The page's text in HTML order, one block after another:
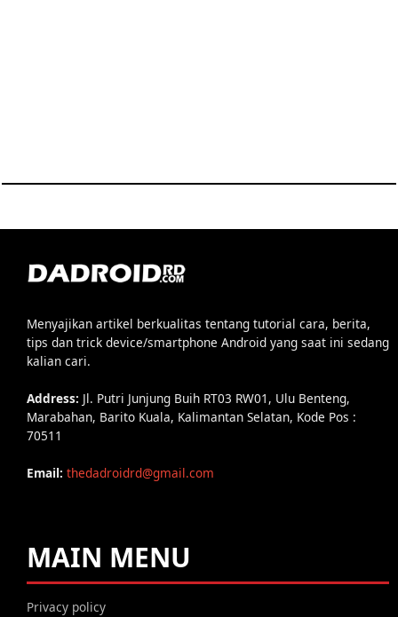
Menyajikan artikel berkualitas tentang tutorial cara, berita,
tips dan trick device/smartphone Android yang saat ini sedang
kalian cari.
Address: Jl. Putri Junjung Buih RT03 RW01, Ulu Benteng,
Marabahan, Barito Kuala, Kalimantan Selatan, Kode Pos :
70511
Email: thedadroidrd@gmail.com
MAIN MENU
Privacy policy